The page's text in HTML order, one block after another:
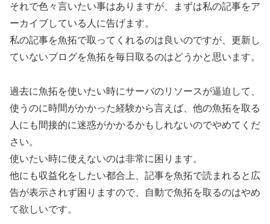
それで色々言いたい事はありますが、まずは私の記事をア
ーカイブしている人に告げます。
私の記事を魚拓で取ってくれるのは良いのですが、更新し
ていないブログを魚拓を毎日取るのはどうかと思います。
過去に魚拓を使いたい時にサーバのリソースが逼迫して、
使うのに時間がかかった経験から言えば、他の魚拓を取る
人にも間接的に迷惑がかかるかもしれないのでやめてくだ
さい。
使いたい時に使えないのは非常に困ります。
他にも収益化をしたい都合上、記事を魚拓で読まれると広
告が表示されず困りますので、自動で魚拓を取るのはやめ
て欲しいです。